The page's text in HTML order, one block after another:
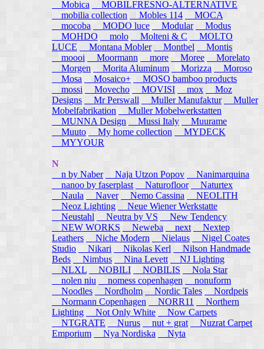
Mobica
MOBILFRESNO-ALTERNATIVE
mobilia collection
Mobles 114
MOCA
mocoba
MODO luce Modular
Modus
MOHDO
molo Molteni & C
MOLTO
LUCE
Montana Mobler Montbel
Montis
moooi
Moormann more Moree
Morelato
Morgen
Morita Aluminum Morizza
Moroso
Mosa
Mosaico+
MOSO bamboo products
mossi
Movecho MOVISI mox
Moz
Designs
Mr Perswall Muller Manufaktur
Muller
Mobelfabrikation
Muller Mobelwerkstatten
MUNNA Design
Mussi Italy
Muurame
Muuto My home collection
MYDECK
MYYOUR
N
n by Naber
Naja Utzon Popov
Nanimarquina
nanoo by faserplast
Naturofloor
Naturtex
Naula
Naver Nemo Cassina
NEOLITH
Neoz Lighting
Neue Wiener Werkstatte
Neustahl
Neutra by VS
New Tendency
NEW WORKS
Neweba next
Nextep
Leathers
Niche Modern Nielaus
Nigel Coates
Studio
Nikari Nikolas Kerl
Nilson Handmade
Beds
Nimbus Nina Levett
NJ Lighting
NLXL
NOBILI NOBILIS
Nola Star
nolen niu
nomess copenhagen
nonuform
Noodles
Nordholm Nordic Tales
Nordpeis
Normann Copenhagen
NORR11
Northern
Lighting
Not Only White
Now Carpets
NTGRATE
Nurus nut + grat
Nuzrat Carpet
Emporium
Nya Nordiska Nyta